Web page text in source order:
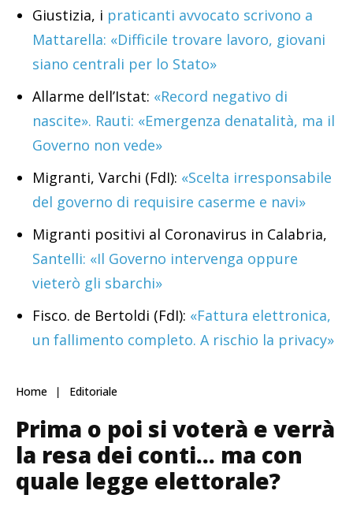
Giustizia, i praticanti avvocato scrivono a
Mattarella: «Difficile trovare lavoro, giovani
siano centrali per lo Stato»
Allarme dell’Istat: «Record negativo di
nascite». Rauti: «Emergenza denatalità, ma il
Governo non vede»
Migranti, Varchi (FdI): «Scelta irresponsabile
del governo di requisire caserme e navi»
Migranti positivi al Coronavirus in Calabria,
Santelli: «Il Governo intervenga oppure
vieterò gli sbarchi»
Fisco. de Bertoldi (FdI): «Fattura elettronica,
un fallimento completo. A rischio la privacy»
Home Editoriale
Prima o poi si voterà e verrà
la resa dei conti… ma con
quale legge elettorale?